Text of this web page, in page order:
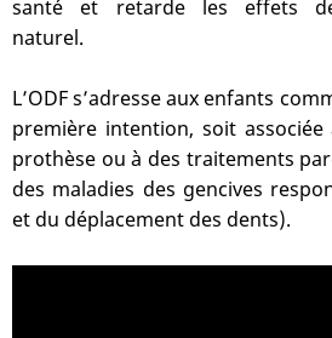
santé et retarde les effets
naturel.
L’ODF s’adresse aux enfants
première intention, soit
prothèse ou à des traitements
des maladies des gencives
et du déplacement des dents).